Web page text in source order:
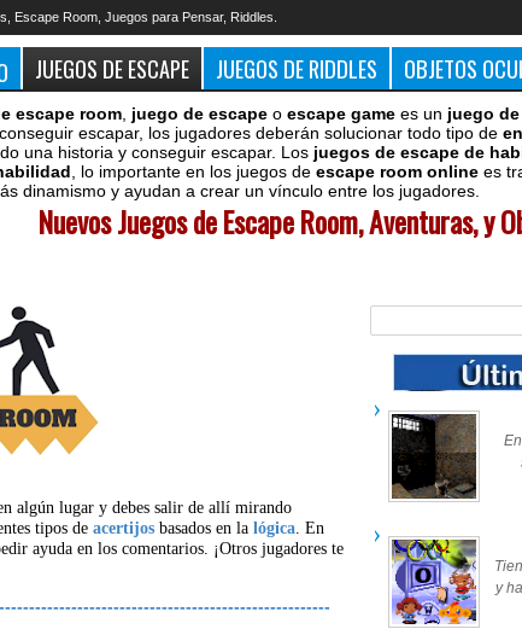
Escape Room, Juegos para Pensar, Riddles.
JUEGOS DE ESCAPE JUEGOS DE RIDDLES OBJETOS
escape room juego de escape o escape game es un juego
escapar, los jugadores deberán solucionar todo tipo de
una historia y conseguir escapar. Los juegos de escape de
, lo importante en los juegos de escape room online es
dinamismo y ayudan a crear un vínculo entre los jugadores.
Nuevos Juegos de Escape Room, Aventuras, y
algún lugar y debes salir de allí mirando
tipos deacertijos basados en lalógica. En
ayuda en los comentarios. ¡Otros jugadores te
y